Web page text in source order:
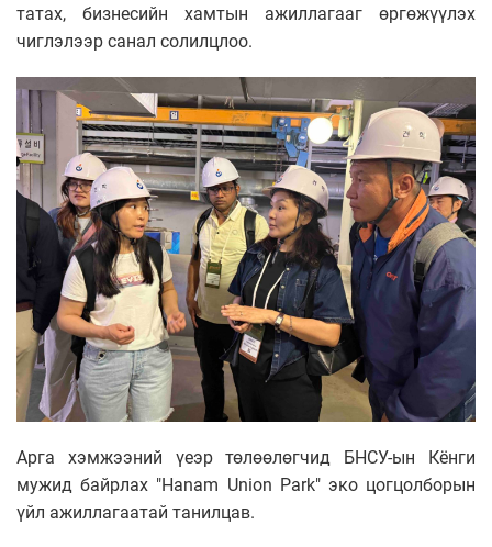
татах, бизнесийн хамтын ажиллагааг өргөжүүлэх
чиглэлээр санал солилцлоо.
Арга хэмжээний үеэр төлөөлөгчид БНСУ-ын Кёнги
мужид байрлах "Hanam Union Park" эко цогцолборын
үйл ажиллагаатай танилцав.